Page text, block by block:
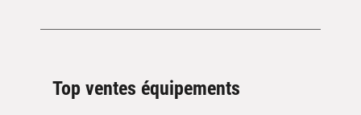
Top ventes équipements